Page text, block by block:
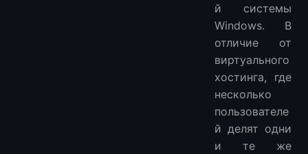
й системы
Windows. В
отличие от
виртуального
хостинга, где
несколько
пользователе
й делят одни
и те же